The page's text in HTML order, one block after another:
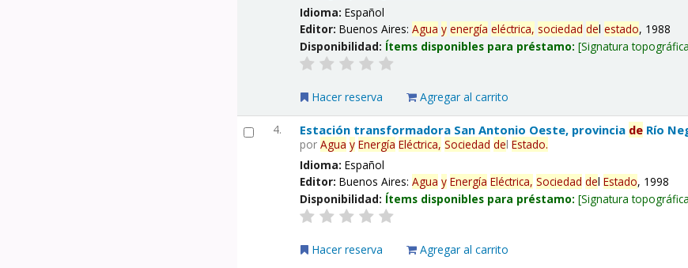
Idioma:Español
Editor:Buenos Aires:Agua y energía eléctrica, sociedad delestado, 1988
Disponibilidad: Ítems disponibles para préstamo: Signatura
Hacer reserva Agregar al carrito
4. Estación transformadora San Antonio Oeste, provincia de Río
porAgua y Energía Eléctrica, Sociedad delEstado.
Idioma:Español
Editor:Buenos Aires:Agua y Energía Eléctrica, Sociedad delEstado, 1998
Disponibilidad: Ítems disponibles para préstamo: Signatura
Hacer reserva Agregar al carrito